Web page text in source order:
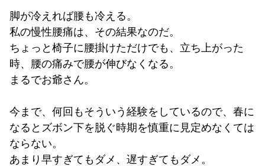
脚が冷えれば腰も冷える。
私の慢性腰痛は、その結果なのだ。
ちょっと椅子に腰掛けただけでも、立ち上がった
時、腰の痛みで腰が伸びなくなる。
まるでお爺さん。
今まで、何回もそういう経験をしているので、春に
なるとズボン下を脱ぐ時期を慎重に見定めなくては
ならない。
あまり早すぎてもダメ、遅すぎてもダメ。